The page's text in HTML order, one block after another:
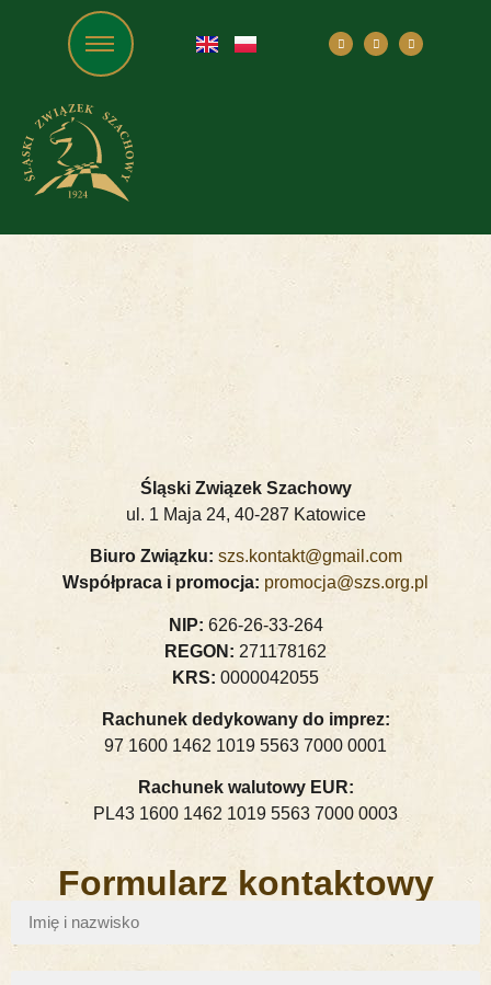
Śląski Związek Szachowy
ul. 1 Maja 24, 40-287 Katowice
Biuro Związku: szs.kontakt@gmail.com
Współpraca i promocja: promocja@szs.org.pl
NIP: 626-26-33-264
REGON: 271178162
KRS: 0000042055
Rachunek dedykowany do imprez:
97 1600 1462 1019 5563 7000 0001
Rachunek walutowy EUR:
PL43 1600 1462 1019 5563 7000 0003
Formularz kontaktowy